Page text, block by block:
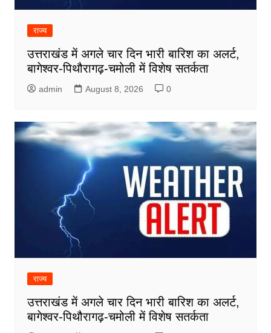
राज्य
उत्तराखंड में अगले चार दिन भारी बारिश का अलर्ट,
बागेश्वर-पिथौरागढ़-चमोली में विशेष सतर्कता
admin August 8, 2026 0
राज्य
उत्तराखंड में अगले चार दिन भारी बारिश का अलर्ट,
बागेश्वर-पिथौरागढ़-चमोली में विशेष सतर्कता